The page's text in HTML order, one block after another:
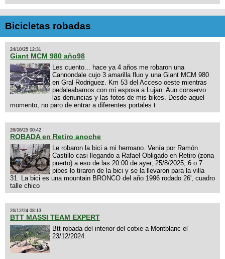
Bicicletas robadas
24/10/25 12:31
Giant MCM 980 año98
Les cuento... hace ya 4 años me robaron una
Cannondale cujo 3 amarilla fluo y una Giant MCM 980
en Gral Rodriguez. Km 53 del Acceso oeste mientras
pedaleabamos con mi esposa a Lujan. Aun conservo
las denuncias y las fotos de mis bikes. Desde aquel
momento, no paro de entrar a diferentes portales t
26/08/25 00:42
ROBADA en Retiro anoche
Le robaron la bici a mi hermano. Venía por Ramón
Castillo casi llegando a Rafael Obligado en Retiro (zona
puerto) a eso de las 20:00 de ayer, 25/8/2025, 6 o 7
pibes lo tiraron de la bici y se la llevaron para la villa
31. La bici es una mountain BRONCO del año 1996 rodado 26', cuadro
talle chico
26/12/24 08:13
BTT MASSI TEAM EXPERT
Btt robada del interior del cotxe a Montblanc el
23/12/2024